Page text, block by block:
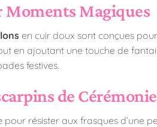
Moments Magiques
en cuir doux sont conçues
en ajoutant une touche de
festives.
de
résister aux frasques d’une